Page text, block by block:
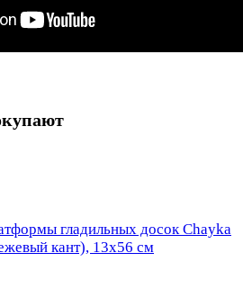
гладильных досок Chayka
кант), 13х56 см